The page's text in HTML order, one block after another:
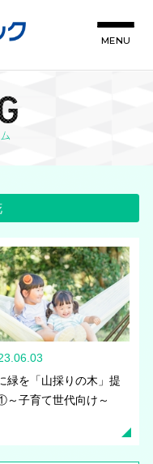
MENU
緑を「山採りの木」提
～子育て世代向け～